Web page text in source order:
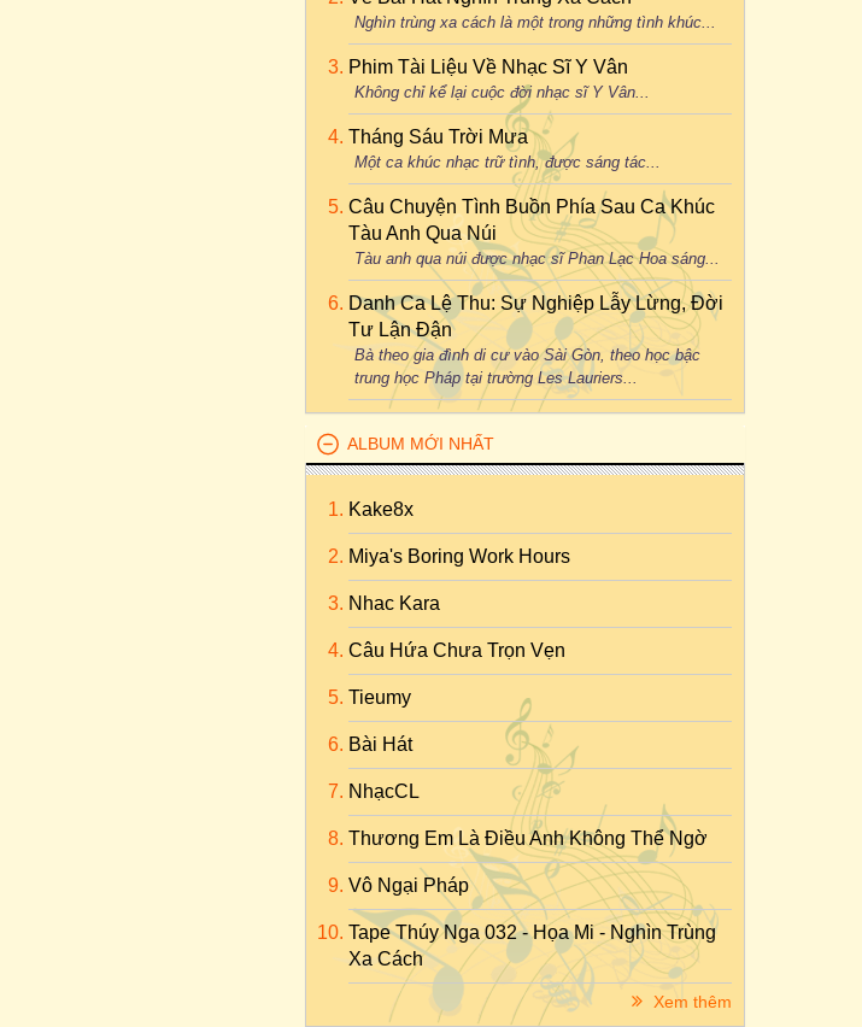
Nghìn trùng xa cách là một trong những tình khúc...
Phim Tài Liệu Về Nhạc Sĩ Y Vân
Không chỉ kể lại cuộc đời nhạc sĩ Y Vân...
Tháng Sáu Trời Mưa
Một ca khúc nhạc trữ tình, được sáng tác...
Câu Chuyện Tình Buồn Phía Sau Ca Khúc
Tàu Anh Qua Núi
Tàu anh qua núi được nhạc sĩ Phan Lạc Hoa sáng...
Danh Ca Lệ Thu: Sự Nghiệp Lẫy Lừng, Đời
Tư Lận Đận
Bà theo gia đình di cư vào Sài Gòn, theo học bậc
trung học Pháp tại trường Les Lauriers...
ALBUM MỚI NHẤT
Kake8x
Miya's Boring Work Hours
Nhac Kara
Câu Hứa Chưa Trọn Vẹn
Tieumy
Bài Hát
NhạcCL
Thương Em Là Điều Anh Không Thể Ngờ
Vô Ngại Pháp
Tape Thúy Nga 032 - Họa Mi - Nghìn Trùng
Xa Cách
Xem thêm